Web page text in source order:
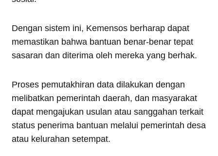
Dengan sistem ini, Kemensos berharap dapat
memastikan bahwa bantuan benar-benar tepat
sasaran dan diterima oleh mereka yang berhak.
Proses pemutakhiran data dilakukan dengan
melibatkan pemerintah daerah, dan masyarakat
dapat mengajukan usulan atau sanggahan terkait
status penerima bantuan melalui pemerintah desa
atau kelurahan setempat.